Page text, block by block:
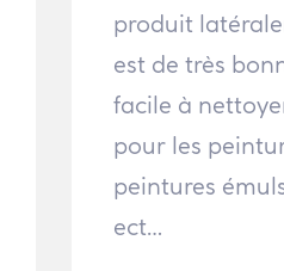
produit
est de très
facile à
pour les
peintures
ect…